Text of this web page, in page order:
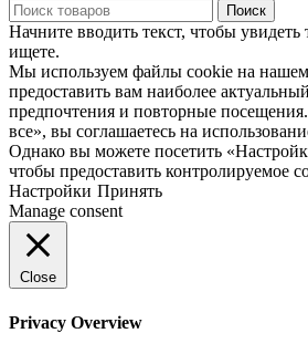
Поиск
Начните вводить текст, чтобы
ищете.
Мы используем файлы cookie на нашем
предоставить вам наиболее
предпочтения и повторные
все», вы соглашаетесь на
Однако вы можете посетить
чтобы предоставить контролируемое
Настройки Принять
Manage consent
Close
Privacy Overview